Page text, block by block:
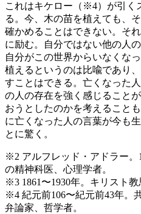
これはキケロー（※4）が引く
る。今、木の苗を植えても、
確かめることはできない。そ
に励む。自分ではない他の人
自分がこの世界からいなくな
植えるというのは比喩であり
すことはできる。亡くなった
の人の存在を強く感じること
おうとしたのかを考えること
に亡くなった人の言葉が今も
とに驚く。
※2 アルフレッド・アドラー。
の精神科医、心理学者。
※3 1861〜1930年。キリスト教
※4 紀元前106〜紀元前43年。
弁論家、哲学者。